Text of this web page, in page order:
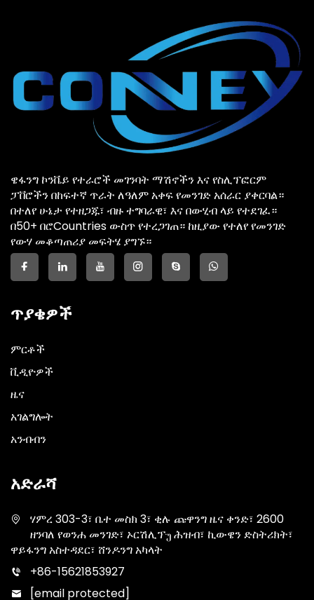
ዌፋንግ ኮንቬይ የተራሮች መገንባት ማሽኖችን እና የስሊፕፎርም
ፓቨሮችን በከፍተኛ ጥራት ለዓለም አቀፍ የመንገድ አሰራር ያቀርባል።
በተለየ ሁኔታ የተዘጋጁ፣ ብዙ ተግባራዊ፣ እና በውሂብ ላይ የተደገፈ።
በ50+ በሮCountries ውስጥ የተረጋገጠ። ከዚያው የተለየ የመንገድ
የውሃ መቆጣጠሪያ መፍትሄ ያግኙ።
ጥያቄዎች
ምርቶች
ቪዲዮዎች
ዜና
አገልግሎት
አንብብን
አድራሻ
ሃምረ 303-3፣ ቤተ መስክ 3፣ ቂሉ ጩዋንግ ዜና ቀንድ፣ 2600
ዘንባለ የወንሐ መንገድ፣ ኦርሽሊፕუ ሕዝብ፣ ኪውዌን ድስትሪክት፣
ዋይፋንግ አስተዳደር፣ ሸንዶንግ አካላት
+86-15621853927
[email protected]